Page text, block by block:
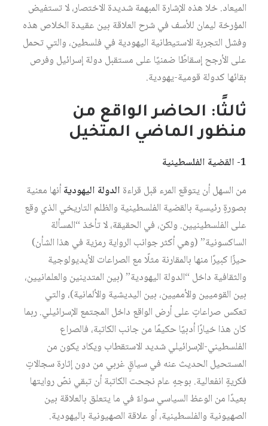
الميعاد. خلا هذه الإشارة المبهمة شديدة الاختصار، لا تستفيض
المؤرخة ليمان للأسف في شرح العلاقة بين عقيدة الخلاص هذه
وفشل التجربة الاستيطانية اليهودية في فلسطين، والتي تحمل
على الأرجح إسقاطًا ضمنيًا على مستقبل دولة إسرائيل وفرص
بقائها كدولة قومية-يهودية.
ثالثًا: الحاضر الواقع من
منظور الماضي المتخيل
1- القضية الفلسطينية
من السهل أن يتوقع المرء قبل قراءة الدولة اليهوديةأنها معنية
بصورةٍ رئيسية بالقضية الفلسطينية والظلم التاريخي الذي وقع
على الفلسطينيين. ولكن، في الحقيقة، لا تأخذ “المسألة
الساكسونية” (وهي أكثر جوانب الرواية رمزية في هذا الشأن)
حيزًا كبيرًا منها بالمقارنة مثلًا مع الصراعات الأيديولوجية
والثقافية داخل “الدولة اليهودية” (بين المتدينين والعلمانيين،
بين القوميين والأمميين، بين اليديشية والألمانية)، والتي
تعكس صراعاتٍ على أرض الواقع داخل المجتمع الإسرائيلي. ربما
كان هذا خيارًا أدبيًا حكيمًا من جانب الكاتبة، فالصراع
الفلسطيني-الإسرائيلي شديد الاستقطاب ويكاد يكون من
المستحيل الحديث عنه في سياقٍ غربي من دون إثارة سجالاتٍ
فكريةٍ انفعالية. بوجهٍ عام نجحت الكاتبة أن تبقي نصّ روايتها
بعيدًا من الوعظ السياسي سواءٌ في ما يتعلق بالعلاقة بين
الصهيونية والفلسطينية، أو علاقة الصهيونية باليهودية.